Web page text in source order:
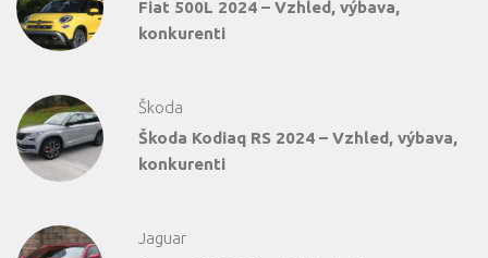
Fiat 500L 2024 – Vzhled, výbava,
konkurenti
Škoda
Škoda Kodiaq RS 2024 – Vzhled, výbava,
konkurenti
Jaguar